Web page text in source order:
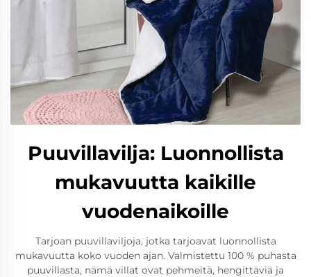
Puuvillavilja: Luonnollista
mukavuutta kaikille
vuodenaikoille
Tarjoan puuvillaviljoja, jotka tarjoavat luonnollista
mukavuutta koko vuoden ajan. Valmistettu 100 % puhasta
puuvillasta, nämä villat ovat pehmeitä, hengittäviä ja